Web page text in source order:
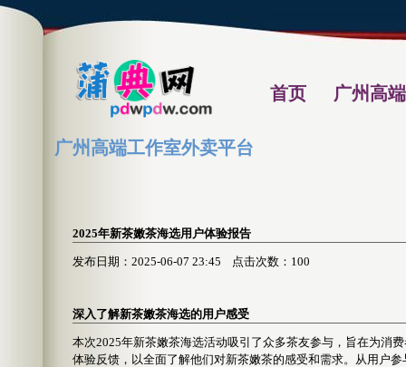
首页 广州高
广州高端工作室外卖平台
2025年新茶嫩茶海选用户体验报告
发布日期：2025-06-07 23:45 点击次数：100
深入了解新茶嫩茶海选的用户感受
本次2025年新茶嫩茶海选活动吸引了众多茶友参与，旨在为消
体验反馈，以全面了解他们对新茶嫩茶的感受和需求。从用户